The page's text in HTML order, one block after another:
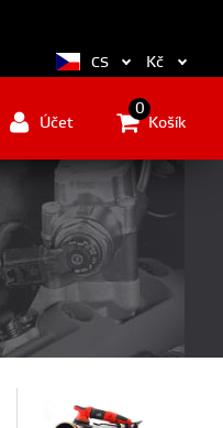
CS Kč
Účet Košík
0